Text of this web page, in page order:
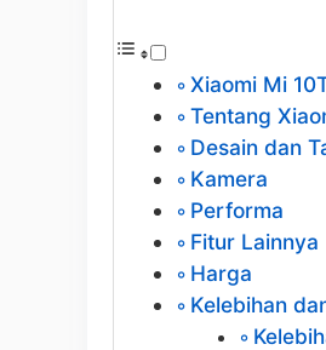
Xiaomi Mi
Tentang
Desain dan
Kamera
Performa
Fitur Lainnya
Harga
Kelebihan